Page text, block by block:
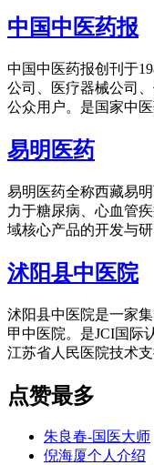
中国中医药报
中国中医药报创刊于
公司、医疗器械公司
公众用户。是国家中
易明医药
易明医药全称西藏易
力于糖尿病、心血管
域核心产品的开发与
沭阳县中医院
沭阳县中医院是一家
甲中医院。是JCI国际
江苏省人民医院技术
点赞最多
朱良春-国医大师
倪海厦个人介绍